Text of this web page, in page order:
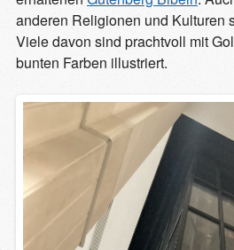
anderen Religionen und Kulturen
Viele davon sind prachtvoll mit
bunten Farben illustriert.